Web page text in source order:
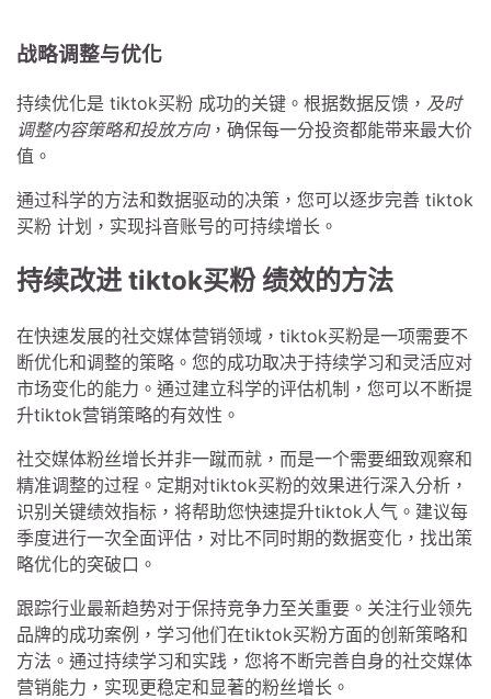
战略调整与优化
持续优化是 tiktok买粉 成功的关键。根据数据反馈， 及时
调整内容策略和投放方向，确保每一分投资都能带来最大价
值。
通过科学的方法和数据驱动的决策，您可以逐步完善 tiktok
买粉 计划，实现抖音账号的可持续增长。
持续改进 tiktok买粉 绩效的方法
在快速发展的社交媒体营销领域，tiktok买粉是一项需要不
断优化和调整的策略。您的成功取决于持续学习和灵活应对
市场变化的能力。通过建立科学的评估机制，您可以不断提
升tiktok营销策略的有效性。
社交媒体粉丝增长并非一蹴而就，而是一个需要细致观察和
精准调整的过程。定期对tiktok买粉的效果进行深入分析，
识别关键绩效指标，将帮助您快速提升tiktok人气。建议每
季度进行一次全面评估，对比不同时期的数据变化，找出策
略优化的突破口。
跟踪行业最新趋势对于保持竞争力至关重要。关注行业领先
品牌的成功案例，学习他们在tiktok买粉方面的创新策略和
方法。通过持续学习和实践，您将不断完善自身的社交媒体
营销能力，实现更稳定和显著的粉丝增长。